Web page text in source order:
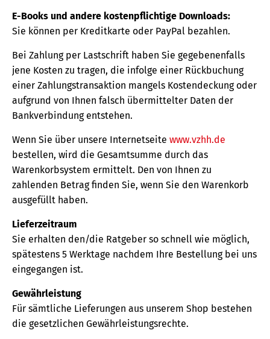
E-Books und andere kostenpflichtige Downloads:
Sie können per Kreditkarte oder PayPal bezahlen.
Bei Zahlung per Lastschrift haben Sie gegebenenfalls
jene Kosten zu tragen, die infolge einer Rückbuchung
einer Zahlungstransaktion mangels Kostendeckung oder
aufgrund von Ihnen falsch übermittelter Daten der
Bankverbindung entstehen.
Wenn Sie über unsere Internetseite www.vzhh.de
bestellen, wird die Gesamtsumme durch das
Warenkorbsystem ermittelt. Den von Ihnen zu
zahlenden Betrag finden Sie, wenn Sie den Warenkorb
ausgefüllt haben.
Lieferzeitraum
Sie erhalten den/die Ratgeber so schnell wie möglich,
spätestens 5 Werktage nachdem Ihre Bestellung bei uns
eingegangen ist.
Gewährleistung
Für sämtliche Lieferungen aus unserem Shop bestehen
die gesetzlichen Gewährleistungsrechte.